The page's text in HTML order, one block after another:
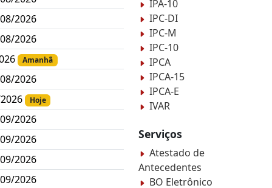
2026
2026
Amanhã
2026
Hoje
2026
2026
2026
2026
IPA-10
IPC-DI
IPC-M
IPC-10
IPCA
IPCA-15
IPCA-E
IVAR
Serviços
Atestado de
Antecedentes
BO Eletrônico